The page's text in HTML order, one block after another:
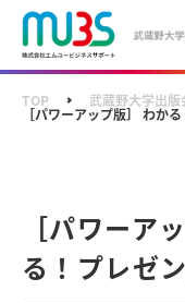
TOP 武蔵野大学出版
［パワーアップ版］ わか
［パワーア
る！プレゼ